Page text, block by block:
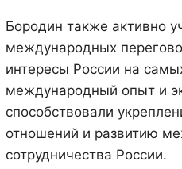
Бородин также активно
международных
интересы России на
международный опыт и
способствовали
отношений и развитию
сотрудничества России.